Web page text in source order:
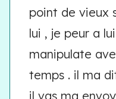
point de vieux
lui , je peur a
manipulate
temps . il ma
il vas ma